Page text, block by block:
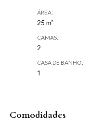
ÁREA:
25 m²
CAMAS:
2
CASA DE BANHO:
1
Comodidades